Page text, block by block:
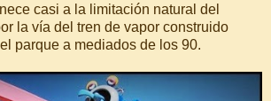
casi a la limitación natural del
la vía del tren de vapor construido
parque a mediados de los 90.